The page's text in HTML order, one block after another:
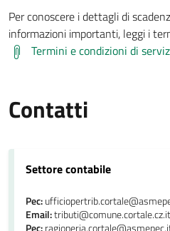
Per conoscere i dettagli di
informazioni importanti, leggi i
Termini e condizioni di
Contatti
Settore contabile
Pec:
Email:tributi@comune.cortale.cz.it